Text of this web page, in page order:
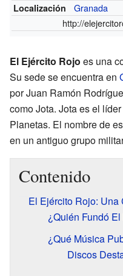
Localización
Granada
http://
El Ejército Rojo es una
Su sede se encuentra en
por Juan Ramón
como Jota. Jota es el
Planetas. El nombre de
en un antiguo grupo
Contenido
El Ejército Rojo:
¿Quién Fundó
¿Qué Música
Discos